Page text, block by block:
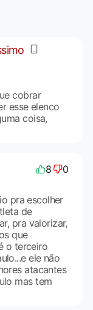
cobrar
esse elenco
coisa,
8 0
pra escolher
de
pra valorizar,
que
o terceiro
ele não
atacantes
mas tem